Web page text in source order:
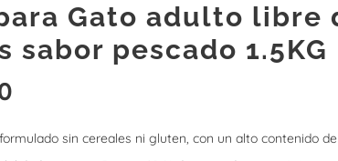
Gato adulto libre
sabor pescado 1.5KG
sin cereales ni gluten, con un alto contenido